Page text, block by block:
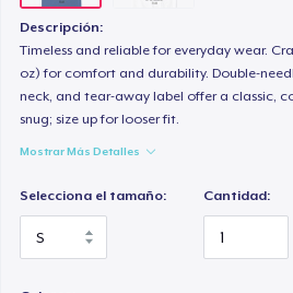
Descripción:
Timeless and reliable for everyday wear.
oz) for comfort and durability. Double-
neck, and tear-away label offer a classic,
snug; size up for looser fit.
Mostrar Más Detalles
Selecciona el tamaño: Cantidad: